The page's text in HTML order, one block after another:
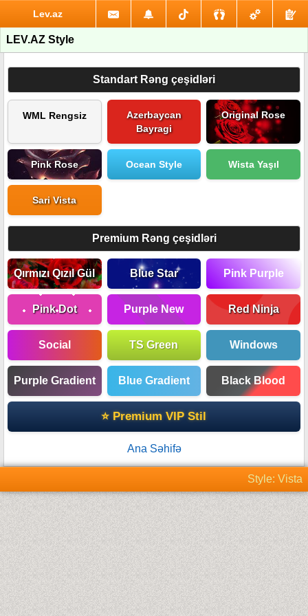
Lev.az
LEV.AZ Style
Standart Rəng çeşidləri
WML Rengsiz
Azerbaycan
Bayragi
Original Rose
Pink Rose Ocean Style Wista Yaşıl
Sari Vista
Premium Rəng çeşidləri
Qırmızı Qızıl Gül Blue Star Pink Purple
Pink Dot Purple New Red Ninja
Social TS Green Windows
Purple Gradient Blue Gradient Black Blood
⭐ Premium VIP Stil
Ana Səhifə
Style: Vista